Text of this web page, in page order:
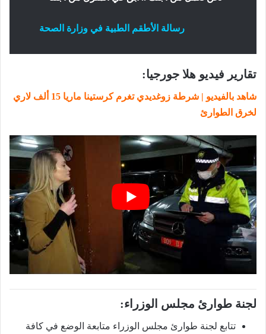
رسالة الأطقم الطبية في وزارة الصحة
تقارير فيديو هلا جورجيا:
شاهد بالفيديو | شرطة زوغديدي تغرم كرستينا ماريا 15 ألف لاري
لخرق الطوارئ
لجنة طوارئ مجلس الوزراء:
تتابع لجنة طوارئ مجلس الوزراء متابعة الوضع في كافة